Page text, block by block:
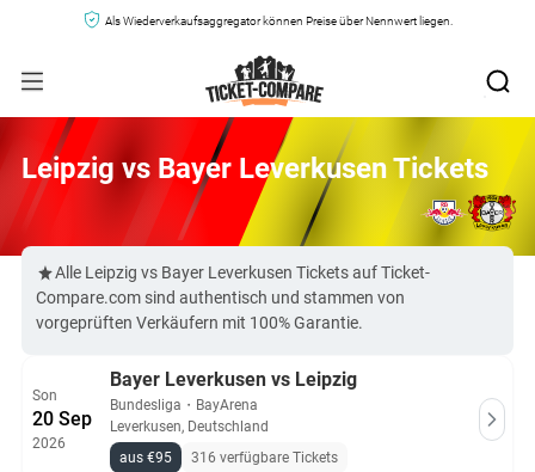
Als Wiederverkaufsaggregator können Preise über Nennwert liegen.
Leipzig vs Bayer Leverkusen Tickets
Alle Leipzig vs Bayer Leverkusen Tickets auf Ticket-
Compare.com sind authentisch und stammen von
vorgeprüften Verkäufern mit 100% Garantie.
Son
20 Sep
2026
Bayer Leverkusen vs Leipzig
Bundesliga ・ BayArena
Leverkusen, Deutschland
aus €95
316 verfügbare Tickets